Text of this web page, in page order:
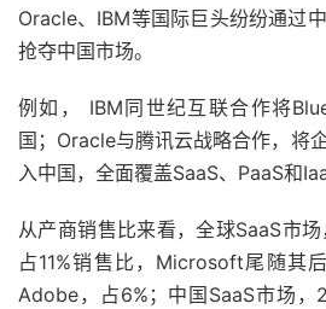
Oracle、IBM等国际巨头纷纷通过
抢夺中国市场。
例如， IBM同世纪互联合作将
国；Oracle与腾讯云战略合作，将
入中国，全面覆盖SaaS、PaaS和
从产商销售比来看，全球SaaS市
占11%销售比，Microsoft尾随其
Adobe，占6%；中国SaaS市场，